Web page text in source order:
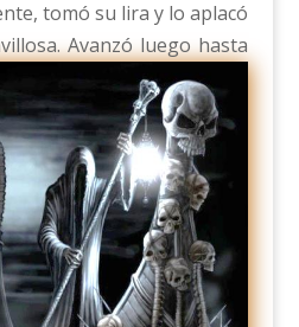
tomó su lira y lo aplacó
Avanzó luego hasta